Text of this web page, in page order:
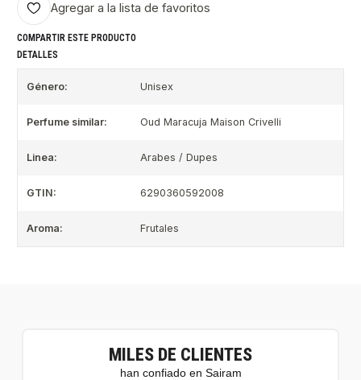
Agregar a la lista de favoritos
COMPARTIR ESTE PRODUCTO
DETALLES
Género: Unisex
Perfume similar: Oud Maracuja Maison Crivelli
Linea: Arabes / Dupes
GTIN: 6290360592008
Aroma: Frutales
MILES DE CLIENTES
han confiado en Sairam